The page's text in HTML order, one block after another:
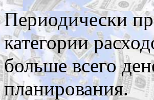
Периодически
категории
больше всего
планирования.